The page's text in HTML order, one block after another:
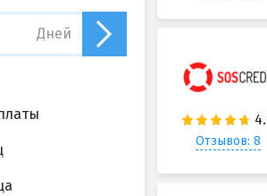
Отзывов: 8
Дней